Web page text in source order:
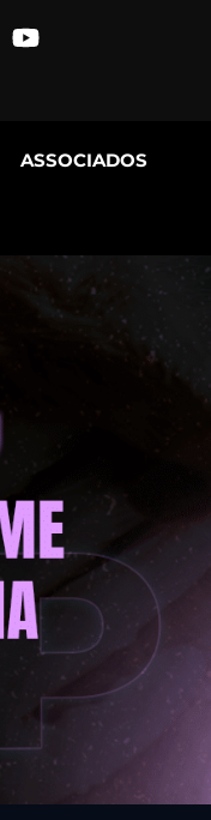
ASSOCIADOS